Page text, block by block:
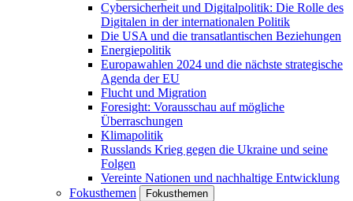
Cybersicherheit und Digitalpolitik: Die Rolle des
Digitalen in der internationalen Politik
Die USA und die transatlantischen Beziehungen
Energiepolitik
Europawahlen 2024 und die nächste strategische
Agenda der EU
Flucht und Migration
Foresight: Vorausschau auf mögliche
Überraschungen
Klimapolitik
Russlands Krieg gegen die Ukraine und seine
Folgen
Vereinte Nationen und nachhaltige Entwicklung
Fokusthemen
Fokusthemen